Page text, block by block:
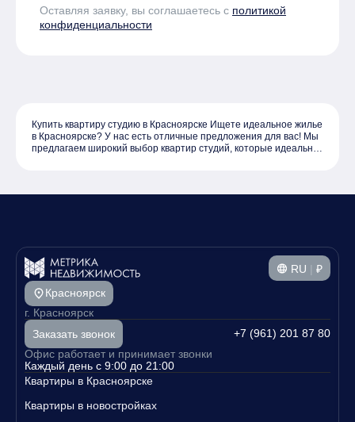
Оставляя заявку, вы соглашаетесь с политикой
конфиденциальности
Купить квартиру студию в Красноярске Ищете идеальное жилье
в Красноярске? У нас есть отличные предложения для вас! Мы
предлагаем широкий выбор квартир студий, которые идеально
расположению. Все представленные объекты недвижимости
привлекательным. Не упустите шанс купить квартиру студию в
Красноярске и стать владельцем своего уютного уголка в
Красноярске. Свяжитесь с нами уже сегодня, чтобы узнать
больше о наших предложениях и записаться на просмотр
RU | ₽
Красноярск
г. Красноярск
Заказать звонок
+7 (961) 201 87 80
Офис работает и принимает звонки
Каждый день с 9:00 до 21:00
Квартиры в Красноярске
Квартиры в новостройках